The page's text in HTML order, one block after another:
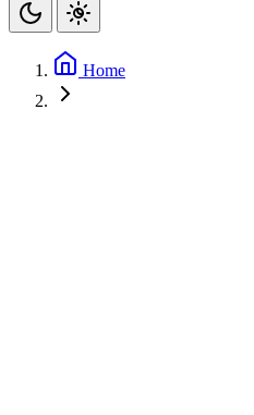
Home